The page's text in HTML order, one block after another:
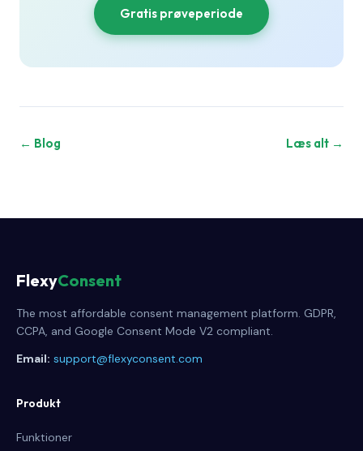
Gratis prøveperiode
← Blog Læs alt →
FlexyConsent
The most affordable consent management platform. GDPR,
CCPA, and Google Consent Mode V2 compliant.
Email: support@flexyconsent.com
Produkt
Funktioner